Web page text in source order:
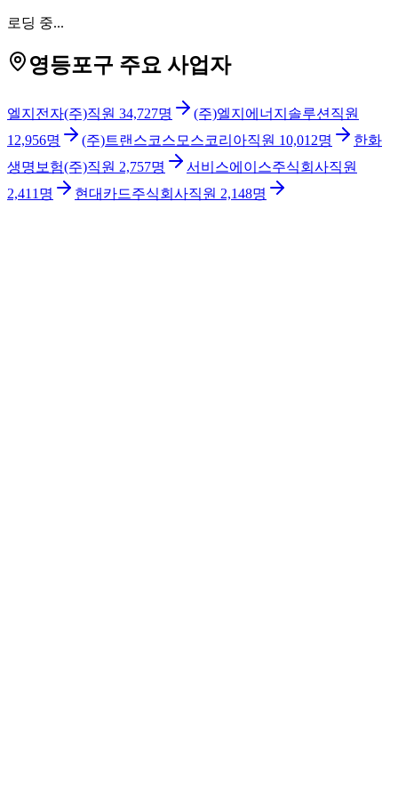
로딩 중...
영등포구 주요 사업자
엘지전자(주)직원 34,727명 (주)엘지에너지솔루션 직원
12,956명 (주)트랜스코스모스코리아직원 10,012명
한화
생명보험(주)직원 2,757명 서비스에이스주식회사직원
2,411 명 현대카드주식회사직원 2,148명